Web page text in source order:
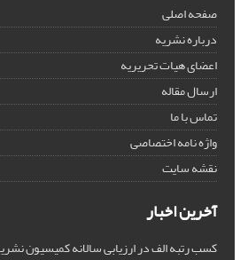
صفحه اصلی
درباره نشریه
اعضای هیات تحریریه
ارسال مقاله
تماس با ما
واژه نامه اختصاصی
نقشه سایت
آخرین اخبار
کسب رتبه الف در ارزیابی سالانه کمیسیون